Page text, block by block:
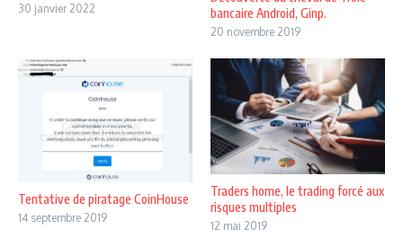
30 janvier 2022
bancaire Android, Ginp.
20 novembre 2019
Tentative de piratage CoinHouse
14 septembre 2019
Traders home, le trading forcé aux
risques multiples
12 mai 2019